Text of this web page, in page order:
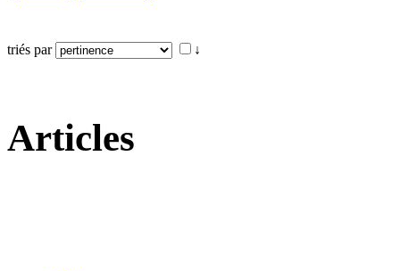
triés par ↓
Articles